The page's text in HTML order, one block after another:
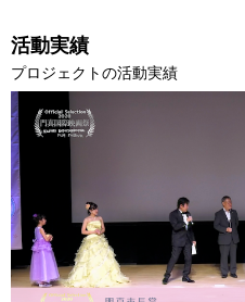
活動実績
プロジェクトの活動実績